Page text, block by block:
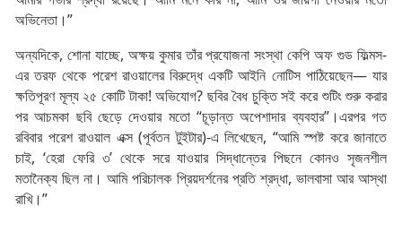
অভিনেতা।”
অন্যদিকে, শোনা যাচ্ছে, অক্ষয় কুমার তাঁর প্রযোজনা সংস্থা কেপি অফ গুড ফিল্মস-
এর তরফ থেকে পরেশ রাওয়ালের বিরুদ্ধে একটি আইনি নোটিস পাঠিয়েছেন— যার
ক্ষতিপূরণ মূল্য ২৫ কোটি টাকা! অভিযোগ? ছবির বৈধ চুক্তি সই করে শুটিং শুরু করার
পর আচমকা ছবি ছেড়ে দেওয়ার মতো “চূড়ান্ত অপেশাদার ব্যবহার”।এরপর গত
রবিবার পরেশ রাওয়াল এক্স (পূর্বতন টুইটার)-এ লিখেছেন, “আমি স্পষ্ট করে জানাতে
চাই, ‘হেরা ফেরি ৩’ থেকে সরে যাওয়ার সিদ্ধান্তের পিছনে কোনও সৃজনশীল
মতানৈক্য ছিল না। আমি পরিচালক প্রিয়দর্শনের প্রতি শ্রদ্ধা, ভালবাসা আর আস্থা
রাখি।”